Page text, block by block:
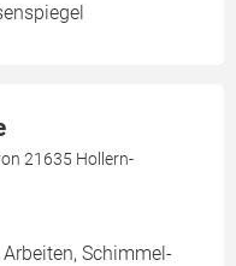
21635 Hollern-
Schimmel-